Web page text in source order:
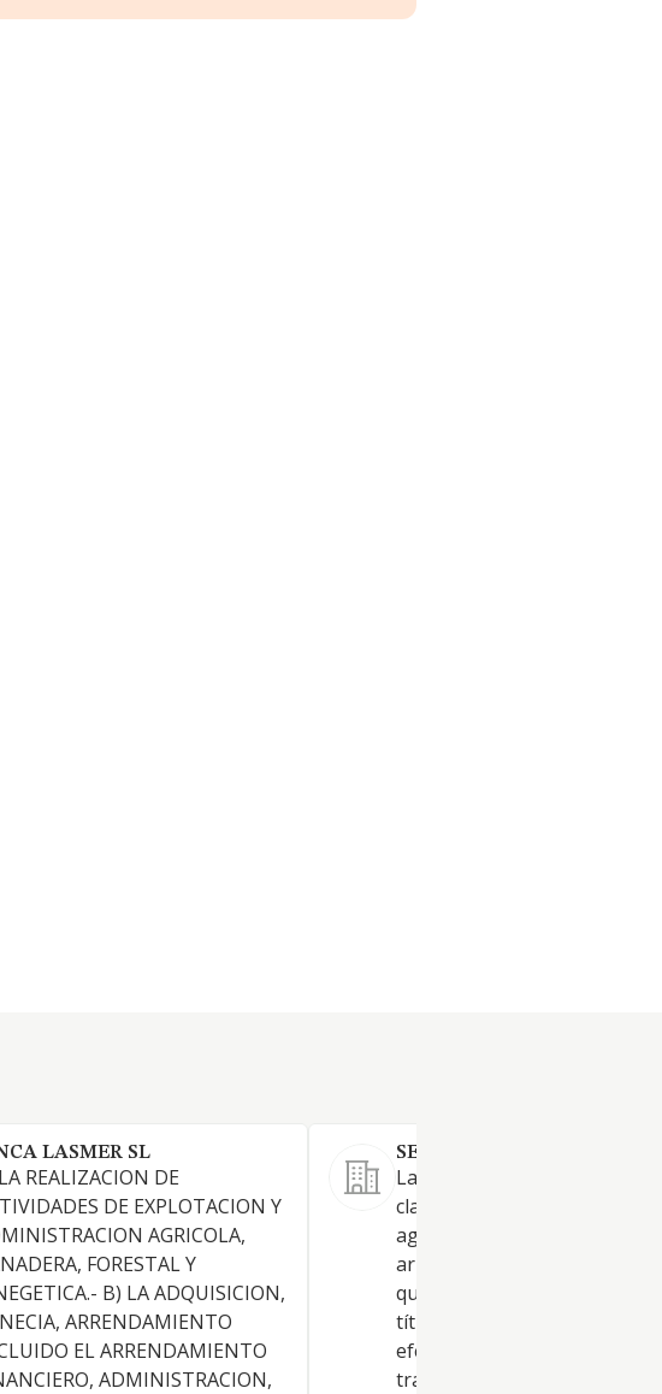
LASMER SL
REALIZACION DE
DE EXPLOTACION Y
AGRICOLA,
FORESTAL Y
B) LA ADQUISICION,
ARRENDAMIENTO
EL ARRENDAMIENTO
ADMINISTRACION,
SERENA RUSTICA S.L.
La explotación económica de
clase de fincas rústicas y
agroganaderas, propias o
arrendadas o cualesquiera
que pudiera poseer por
título jurídico, para lo que
efectuará en estas las
transformaciones que estime